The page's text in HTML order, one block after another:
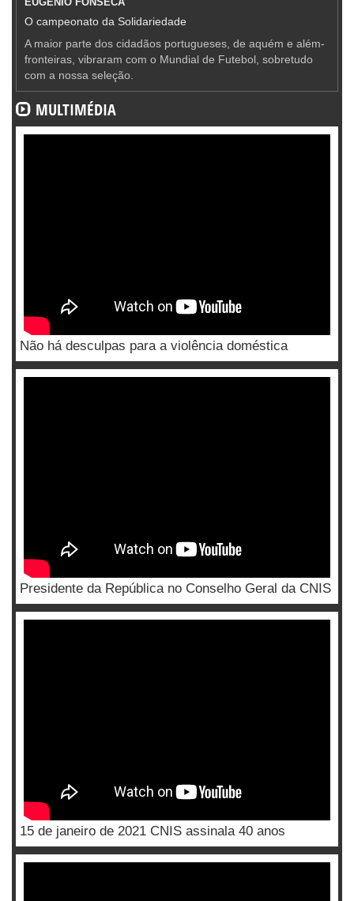
O campeonato da Solidariedade
A maior parte dos cidadãos portugueses, de aquém e além-
fronteiras, vibraram com o Mundial de Futebol, sobretudo
com a nossa seleção.
MULTIMÉDIA
Não há desculpas para a violência doméstica
Presidente da República no Conselho Geral da CNIS
15 de janeiro de 2021 CNIS assinala 40 anos